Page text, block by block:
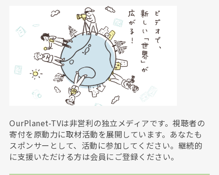
OurPlanet-TVは非営利の独立メディアです。視聴者の
寄付を原動力に取材活動を展開しています。あなたも
スポンサーとして、活動に参加してください。継続的
に支援いただける方は会員にご登録ください。